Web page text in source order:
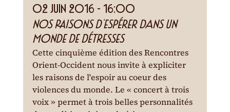
02 juin 2016 - 16:00
Nos raisons d'espérer dans un
monde de détresses
Cette cinquième édition des Rencontres
Orient-Occident nous invite à expliciter
les raisons de l'espoir au coeur des
violences du monde. Le « concert à trois
voix » permet à trois belles personnalités